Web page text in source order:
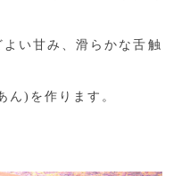
い甘み、滑らかな舌触
ん)を作ります。